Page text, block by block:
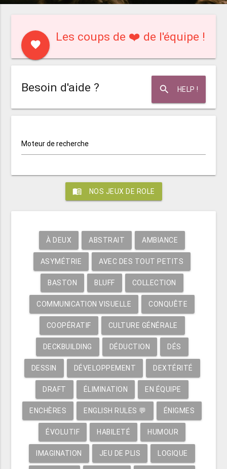
favorite
Les coups de ❤️ de l'équipe !
search HELP !
Besoin d'aide ?
Moteur de recherche
menu_book NOS JEUX DE ROLE
À DEUX ABSTRAIT AMBIANCE
ASYMÉTRIE AVEC DES TOUT PETITS
BASTON BLUFF COLLECTION
COMMUNICATION VISUELLE CONQUÊTE
COOPÉRATIF CULTURE GÉNÉRALE
DECKBUILDING DÉDUCTION DÉS
DESSIN DÉVELOPPEMENT DEXTÉRITÉ
DRAFT ÉLIMINATION EN ÉQUIPE
ENCHÈRES ENGLISH RULES 💬 ÉNIGMES
ÉVOLUTIF HABILETÉ HUMOUR
IMAGINATION JEU DE PLIS LOGIQUE